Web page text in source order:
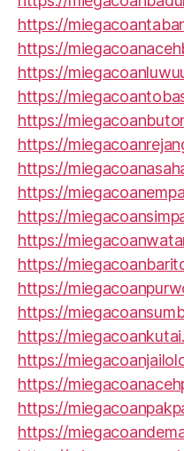
https://
https://
https://
https://
https://
https://
https://
https://
https://
https://
https://
https://
https://
https://
https://
https://
https://
https://